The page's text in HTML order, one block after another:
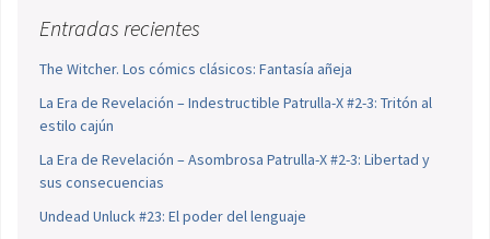
Entradas recientes
The Witcher. Los cómics clásicos: Fantasía añeja
La Era de Revelación – Indestructible Patrulla-X #2-3: Tritón al
estilo cajún
La Era de Revelación – Asombrosa Patrulla-X #2-3: Libertad y
sus consecuencias
Undead Unluck #23: El poder del lenguaje